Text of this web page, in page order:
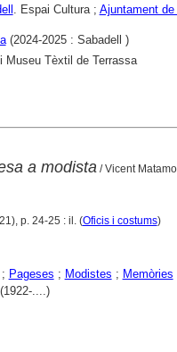
. Espai Cultura ; Ajuntament de
(2024-2025 : Sabadell )
Museu Tèxtil de Terrassa
a modista/ Vicent
p. 24-25 : il. (Oficis i costums)
Pageses ; Modistes ; Memòries
....)